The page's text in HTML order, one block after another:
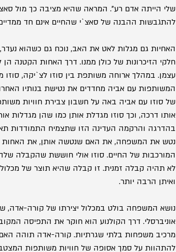
שלי הייתה אדם רע". המראה שהיא מציבה כך מול
להתגבשות ההבנה של סאצ`י שהחיים אינם חד
האחיות גם מגלות לאט את האב, נוכח גם כשהוא
חלקי הזיכרונות של כולן ממנו. דרך האחות הקטנה הן
עצמן. במהלך ארוחה משותפת בין סוזו לצ`יקה,
המשותפות עם אביה מחדדים את נטישת בנותיו
של סוזו עם אביה באה על חשבון צבירת חוויות
אותו דרכה, וכך סוזו מגדלת אותן כמו שהן מגדלות
בהדרגה והרקמה העדינה הזו שתצמיח התמודדות
נטש את המשפחה, את האם שנטשה אותן, את האחות
המורכבות של החיים. סוזו אולי חוששת שהקבלה
לא תהיה קבלה זמנית. זו קבלה שהיא תוצר של מכלול
ואיתן הרבה יותר.
נושא המשפחה בולט במכלול יצירתו של קורה-אדה,
אוניברסלי. דרך הקולנוע הוא חוקר את התפיסה
מרכיב משפחות בלתי שגרתיות. קורה-אדה תוהה
להתהוות על סמך אסופה של חוויות משותפות